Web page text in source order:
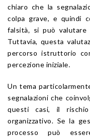
chiaro che la
colpa grave, e quindi
falsità, si può valutare
Tuttavia, questa
percorso istruttorio
percezione iniziale.
Un tema
segnalazioni che
questi casi, il
organizzativo. Se la
processo può